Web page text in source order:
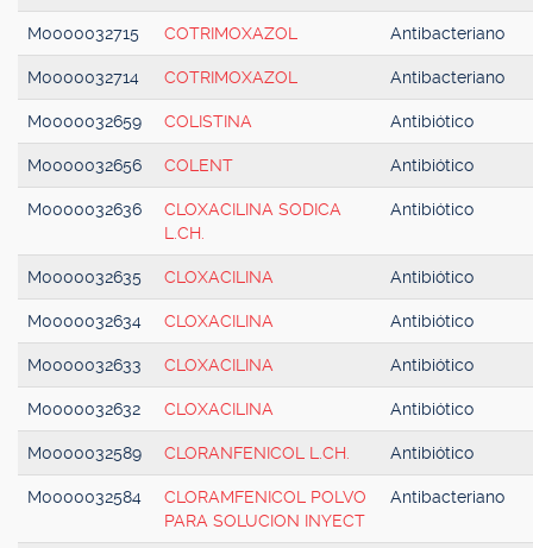
M0000032715 COTRIMOXAZOL Antibacteriano
M0000032714 COTRIMOXAZOL Antibacteriano
M0000032659 COLISTINA Antibiótico
M0000032656 COLENT Antibiótico
M0000032636
CLOXACILINA SODICA
L.CH.
Antibiótico
M0000032635 CLOXACILINA Antibiótico
M0000032634 CLOXACILINA Antibiótico
M0000032633 CLOXACILINA Antibiótico
M0000032632 CLOXACILINA Antibiótico
M0000032589 CLORANFENICOL L.CH. Antibiótico
M0000032584
CLORAMFENICOL POLVO
PARA SOLUCION INYECT
Antibacteriano